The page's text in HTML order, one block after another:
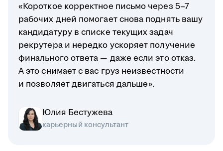
«Короткое корректное письмо через 5–7
рабочих дней помогает снова поднять вашу
кандидатуру в списке текущих задач
рекрутера и нередко ускоряет получение
финального ответа — даже если это отказ.
А это снимает с вас груз неизвестности
и позволяет двигаться дальше».
Юлия Бестужева
карьерный консультант